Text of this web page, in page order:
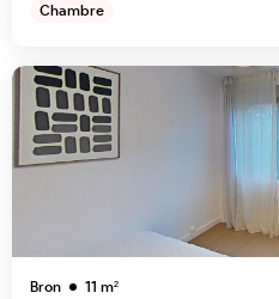
Chambre
Bron 11 m²